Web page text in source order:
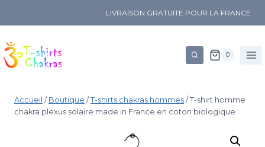
LIVRAISON GRATUITE POUR LA FRANCE
0
Accueil / Boutique / T-shirts chakras hommes / T-shirt homme
chakra plexus solaire made in France en coton biologique